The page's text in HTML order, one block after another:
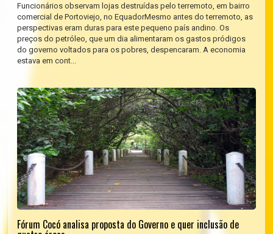
Funcionários observam lojas destruídas pelo terremoto, em bairro
comercial de Portoviejo, no EquadorMesmo antes do terremoto, as
perspectivas eram duras para este pequeno país andino. Os
preços do petróleo, que um dia alimentaram os gastos pródigos
do governo voltados para os pobres, despencaram. A economia
estava em cont...
Fórum Cocó analisa proposta do Governo e quer inclusão de